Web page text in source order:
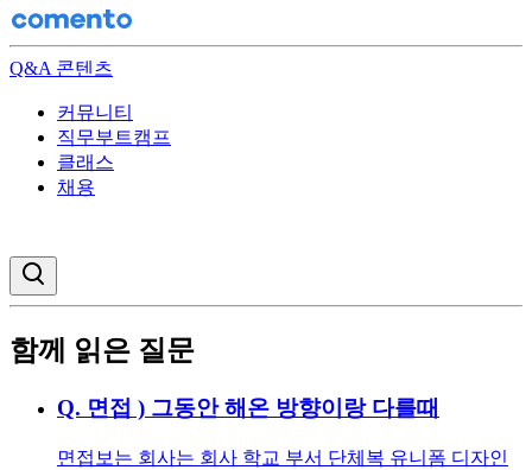
Q&A 콘텐츠
커뮤니티
직무부트캠프
클래스
채용
함께 읽은 질문
Q. 면접 ) 그동안 해온 방향이랑 다를때
면접보는 회사는 회사 학교 부서 단체복 유니폼 디자인